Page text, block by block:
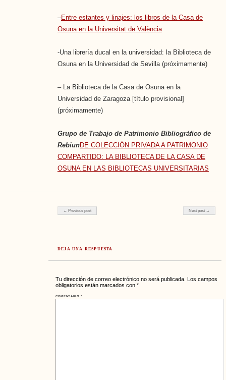
–Entre estantes y linajes: los libros de la Casa de
Osuna en la Universitat de València
-Una librería ducal en la universidad: la Biblioteca de
Osuna en la Universidad de Sevilla (próximamente)
– La Biblioteca de la Casa de Osuna en la
Universidad de Zaragoza [título provisional]
(próximamente)
Grupo de Trabajo de Patrimonio Bibliográfico de
RebiunDE COLECCIÓN PRIVADA A PATRIMONIO
COMPARTIDO: LA BIBLIOTECA DE LA CASA DE
OSUNA EN LAS BIBLIOTECAS UNIVERSITARIAS
Post navigation
← Previous post Next post →
DEJA UNA RESPUESTA
Tu dirección de correo electrónico no será publicada. Los campos
obligatorios están marcados con*
COMENTARIO*